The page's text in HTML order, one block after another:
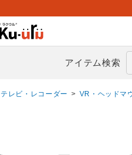
アイテム検索
テレビ・レコーダー > VR・ヘッドマ